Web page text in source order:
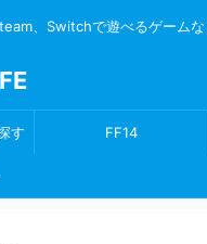
、Switchで遊べるゲーム
す FF14